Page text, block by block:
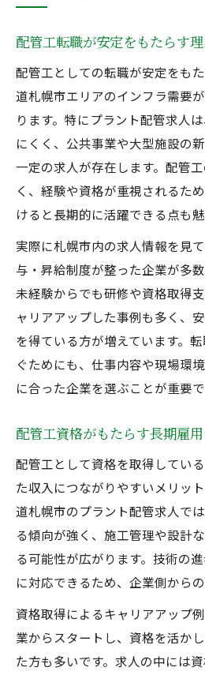
配管工転職が安定をもたらす
配管工としての転職が安定をも
道札幌市エリアのインフラ需要
ります。特にプラント配管求人
にくく、公共事業や大型施設の
一定の求人が存在します。配管
く、経験や資格が重視されるた
けると長期的に活躍できる点も魅
実際に札幌市内の求人情報を見
与・昇給制度が整った企業が多数
未経験からでも研修や資格取得
ャリアアップした事例も多く、
を得ている方が増えています。
ぐためにも、仕事内容や現場環
に合った企業を選ぶことが重要で
配管工資格がもたらす長期雇
配管工として資格を取得してい
た収入につながりやすいメリッ
道札幌市のプラント配管求人で
る傾向が強く、施工管理や設計
る可能性が広がります。技術の
に対応できるため、企業側から
資格取得によるキャリアアップ
業からスタートし、資格を活か
た方も多いです。求人の中には